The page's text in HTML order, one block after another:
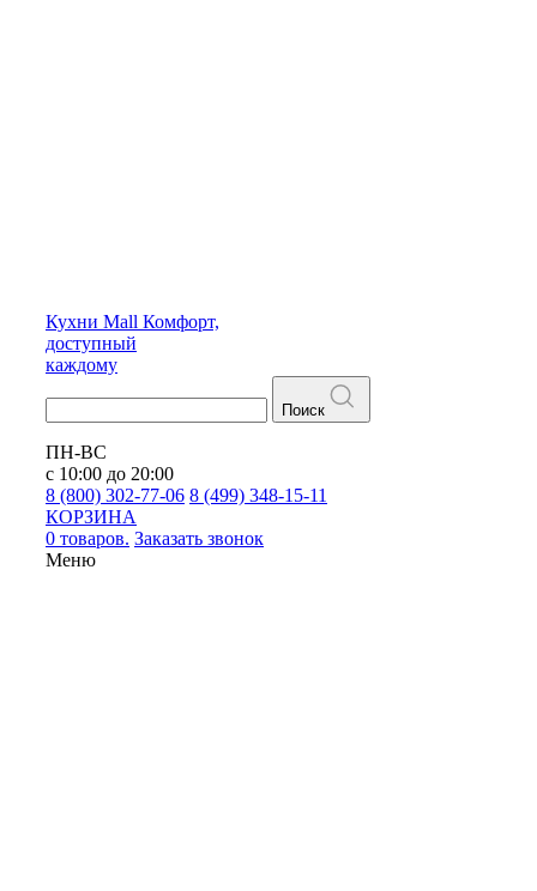
Кухни Mall Комфорт,
доступный
каждому
Поиск
ПН-ВС
с 10:00 до 20:00
8 (800) 302-77-06 8 (499) 348-15-11
КОРЗИНА
0 товаров. Заказать звонок
Меню